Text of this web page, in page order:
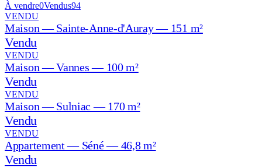
À vendre0Vendus94
VENDU
Maison — Sainte-Anne-d'Auray — 151 m²
Vendu
VENDU
Maison — Vannes — 100 m²
Vendu
VENDU
Maison — Sulniac — 170 m²
Vendu
VENDU
Appartement — Séné — 46,8 m²
Vendu